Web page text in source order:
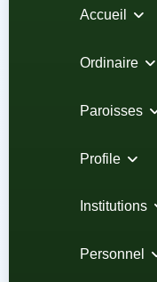
Accueil
Ordinaire
Paroisses
Profile
Institutions
Personnel